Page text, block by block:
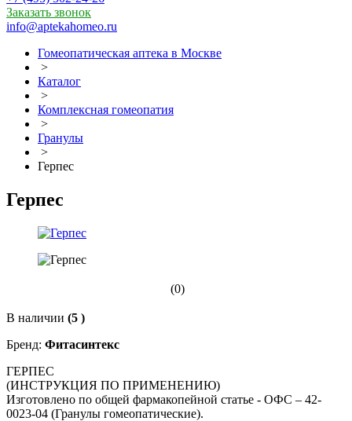
Заказать звонок
info@aptekahomeo.ru
Гомеопатическая аптека в Москве
>
Каталог
>
Комплексная гомеопатия
>
Гранулы
>
Герпес
Герпес
(0)
В наличии (5 )
Бренд: Фитасинтекс
ГЕРПЕС
(ИНСТРУКЦИЯ ПО ПРИМЕНЕНИЮ)
Изготовлено по общей фармакопейной статье - ОФС – 42-
0023-04 (Гранулы гомеопатические).